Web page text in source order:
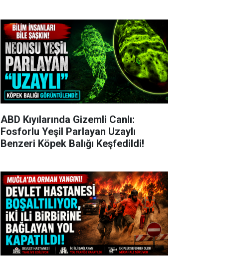
ABD Kıyılarında Gizemli Canlı:
Fosforlu Yeşil Parlayan Uzaylı
Benzeri Köpek Balığı Keşfedildi!